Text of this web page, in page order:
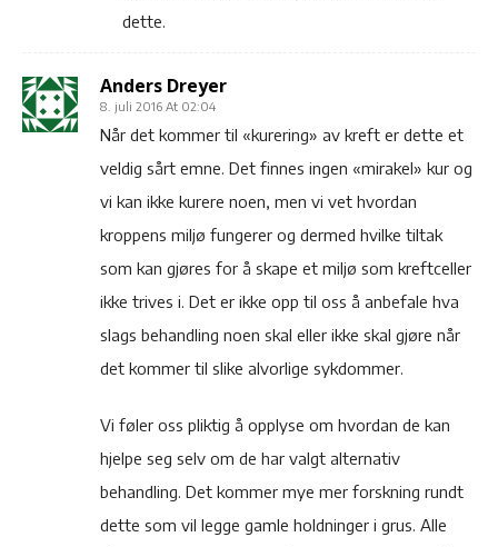
dette.
Anders Dreyer
8. juli 2016 At 02:04
Når det kommer til «kurering» av kreft er dette et
veldig sårt emne. Det finnes ingen «mirakel» kur og
vi kan ikke kurere noen, men vi vet hvordan
kroppens miljø fungerer og dermed hvilke tiltak
som kan gjøres for å skape et miljø som kreftceller
ikke trives i. Det er ikke opp til oss å anbefale hva
slags behandling noen skal eller ikke skal gjøre når
det kommer til slike alvorlige sykdommer.
Vi føler oss pliktig å opplyse om hvordan de kan
hjelpe seg selv om de har valgt alternativ
behandling. Det kommer mye mer forskning rundt
dette som vil legge gamle holdninger i grus. Alle